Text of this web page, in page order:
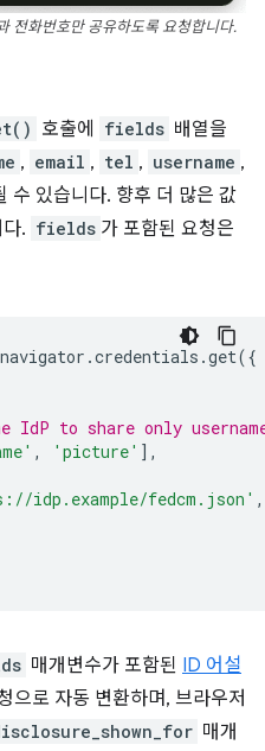
전화번호만 공유하도록 요청합니다.
호출에 fields 배열을
, email , tel , username ,
수 있습니다. 향후 더 많은 값
. fields 가 포함된 요청은
navigator .credentials .get({
IdP to share only
, 'picture' ],
idp.example/fedcm.json' ,
매개변수가 포함된 ID 어설
으로 자동 변환하며, 브라우저
매개